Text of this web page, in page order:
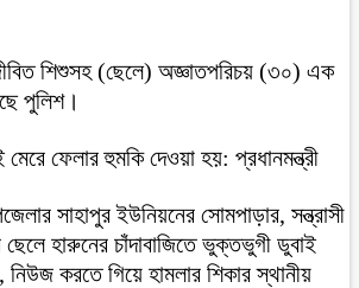
শিশুসহ (ছেলে) অজ্ঞাতপরিচয় (৩০) এক
পুলিশ।
মেরে ফেলার হুমকি দেওয়া হয়: প্রধানমন্ত্রী
সাহাপুর ইউনিয়নের সোমপাড়ার, সন্ত্রাসী
ছেলে হারুনের চাঁদাবাজিতে ভুক্তভুগী ডুবাই
করতে গিয়ে হামলার শিকার স্থানীয়